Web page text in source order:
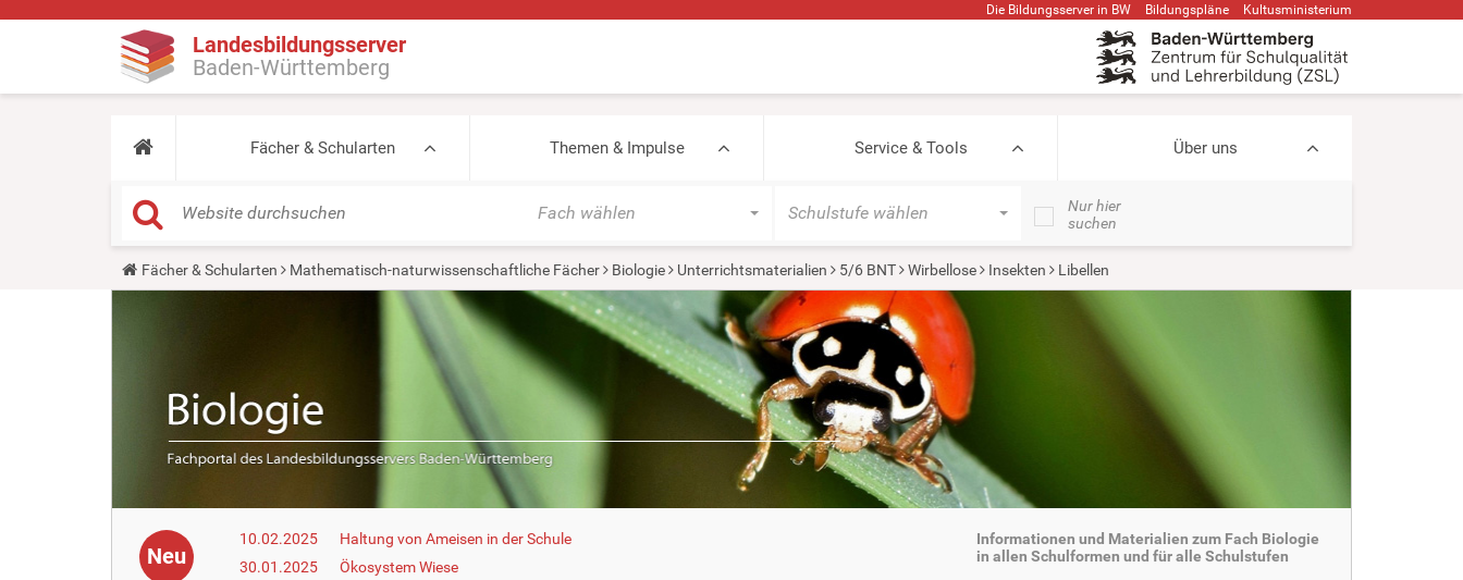
Die Bildungsserver in BW Bildungspläne Kultusministerium
Landesbildungsserver
Baden-Württemberg
Fächer & Schularten Themen & Impulse Service & Tools Über uns
Fach wählen Schulstufe wählen
Nur hier
suchen
Y
o
Fächer & Schularten Mathematisch-naturwissenschaftliche Fächer Biologie Unterrichtsmaterialien 5/6 BNT Wirbellose Insekten Libellen
Neu
10.02.2025
Haltung von Ameisen in der Schule
30.01.2025
Ökosystem Wiese
Informationen und Materialien zum Fach Biologie
in allen Schulformen und für alle Schulstufen